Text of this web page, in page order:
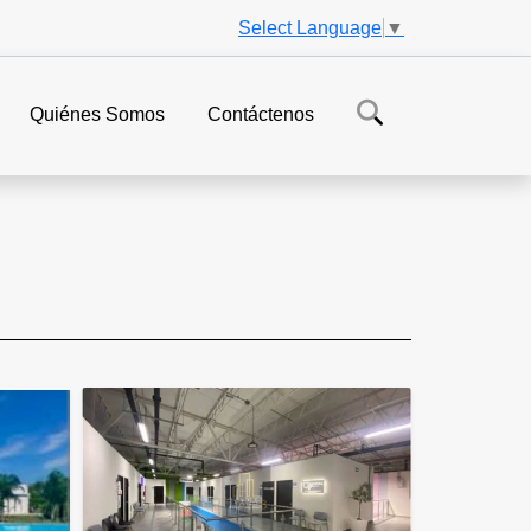
Select Language ▼
Quiénes Somos Contáctenos